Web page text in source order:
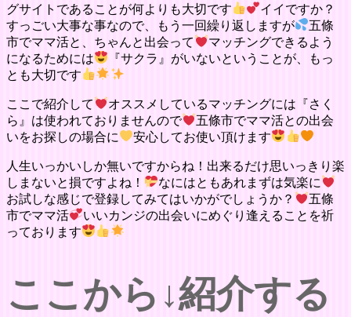
グサイトであることが何よりも大切です
イイですか？
すっごい大事な事なので、もう一回繰り返しますが
五條
市でママ活と、ちゃんと出会って
マッチングできるよう
になるためには
『サクラ』がいないということが、もっ
とも大切です
ここで紹介して
オススメしているマッチングには『さく
ら』は使われておりませんので
五條市でママ活との出会
いをお探しの場合に
安心してお使い頂けます
人生いっかいしか無いですからね！出来るだけ思いっきり楽
しまないと損ですよね！
なにはともあれまずは気楽に
お試しな感じで登録してみてはいかがでしょうか？
五條
市でママ活
いいカンジの出会いにめぐり逢えることを祈
っております
ここから↓紹介する